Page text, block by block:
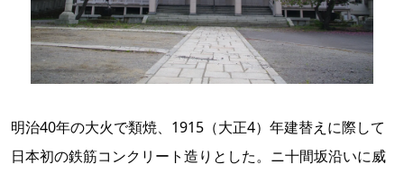
明治40年の大火で類焼、1915（大正4）年建替えに際して
日本初の鉄筋コンクリート造りとした。ニ十間坂沿いに威